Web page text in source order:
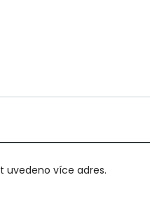
uvedeno více adres.